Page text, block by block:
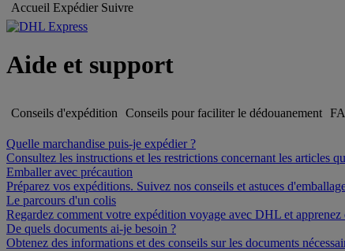
Accueil Expédier Suivre
Aide et support
Conseils d'expédition Conseils pour faciliter le dédouanement
Quelle marchandise puis-je expédier ?
Consultez les instructions et les restrictions concernant les articles
Emballer avec précaution
Préparez vos expéditions. Suivez nos conseils et astuces
Le parcours d'un colis
Regardez comment votre expédition voyage avec DHL et
De quels documents ai-je besoin ?
Obtenez des informations et des conseils sur les documents